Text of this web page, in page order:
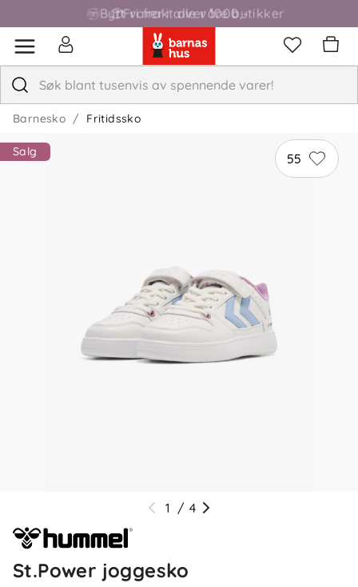
Bytt varer i alle våre butikker
Fri frakt over 1000,-
Barnesko Fritidssko
55
Salg
1 / 4
St.Power joggesko